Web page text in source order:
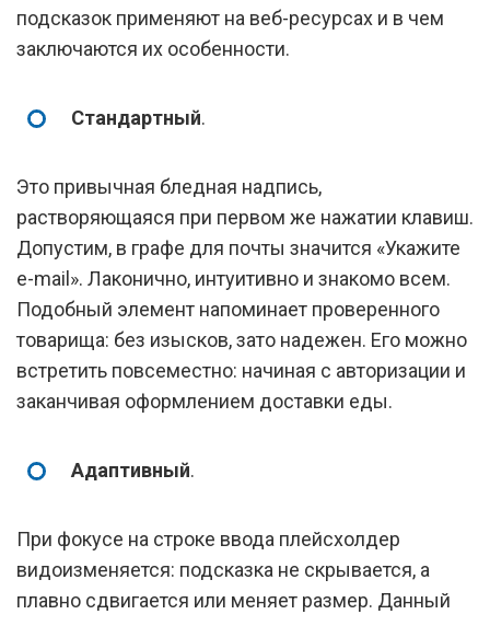
подсказок применяют на веб-ресурсах и в чем
заключаются их особенности.
Стандартный.
Это привычная бледная надпись,
растворяющаяся при первом же нажатии клавиш.
Допустим, в графе для почты значится «Укажите
e-mail». Лаконично, интуитивно и знакомо всем.
Подобный элемент напоминает проверенного
товарища: без изысков, зато надежен. Его можно
встретить повсеместно: начиная с авторизации и
заканчивая оформлением доставки еды.
Адаптивный.
При фокусе на строке ввода плейсхолдер
видоизменяется: подсказка не скрывается, а
плавно сдвигается или меняет размер. Данный